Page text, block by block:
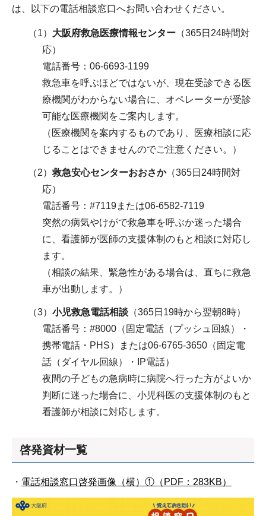
は、以下の電話相談窓口へお問い合わせください。
（1） 大阪府救急医療情報センター （365日24時間対
応）
電話番号：06-6693-1199
救急車を呼ぶほどではないが、現在受診できる医
療機関がわからない場合に、オペレーターが受診
可能な医療機関をご案内します。
（医療機関を案内するものであり、医療相談に応
じることはできませんのでご注意ください。）
（2）救急安心センターおおさか（365日24時間対
応）
電話番号：#7119または06-6582-7119
突然の病気やけがで救急車を呼ぶか迷った場合
に、看護師が医師の支援体制のもと相談に対応し
ます。
（相談の結果、緊急性がある場合は、直ちに救急
車が出動します。）
（3）小児救急電話相談 （365日19時から翌朝8時）
電話番号：#8000（固定電話（プッシュ回線）・
携帯電話・PHS）または06-6765-3650（固定電
話（ダイヤル回線）・IP電話）
夜間の子どもの急病時に病院へ行った方がよいか
判断に迷った場合に、小児科医の支援体制のもと
看護師が相談に対応します。
啓発資材一覧
・ 電話相談窓口啓発画像（横）①（PDF：283KB）